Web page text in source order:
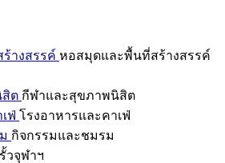
างสรรค์ หอสมุดและพื้นที่สร้างสรรค์
ต กีฬาและสุขภาพนิสิต
ฟ่ โรงอาหารและคาเฟ่
กิจกรรมและชมรม
วจุฬาฯ